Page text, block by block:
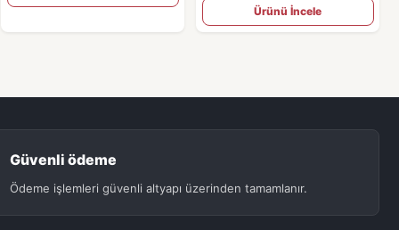
Ürünü İncele
Güvenli ödeme
Ödeme işlemleri güvenli altyapı üzerinden tamamlanır.